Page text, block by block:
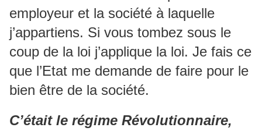
employeur et la société à laquelle
j’appartiens. Si vous tombez sous le
coup de la loi j’applique la loi. Je fais ce
que l’Etat me demande de faire pour le
bien être de la société.
C’était le régime Révolutionnaire,